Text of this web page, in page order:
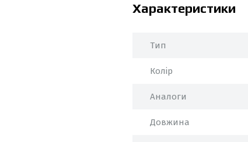
Характеристики
Тип
Колір
Аналоги
Довжина